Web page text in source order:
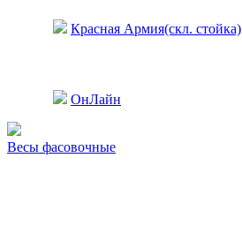
Красная Армия(скл. стойка)
ОнЛайн
Весы фасовочные